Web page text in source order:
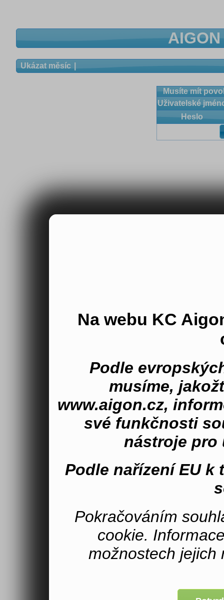
Na webu KC
Podle
musíme,
www.aigon.cz,
své funkčnosti
nástroje pro
Podle nařízení EU k
Pokračováním
cookie.
možnostech jejich
Ukázat měsíc
Musíte mít
Uživatelské
Heslo